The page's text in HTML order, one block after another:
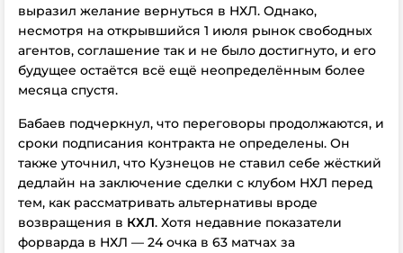
выразил желание вернуться в НХЛ. Однако,
несмотря на открывшийся 1 июля рынок свободных
агентов, соглашение так и не было достигнуто, и его
будущее остаётся всё ещё неопределённым более
месяца спустя.
Бабаев подчеркнул, что переговоры продолжаются, и
сроки подписания контракта не определены. Он
также уточнил, что Кузнецов не ставил себе жёсткий
дедлайн на заключение сделки с клубом НХЛ перед
тем, как рассматривать альтернативы вроде
возвращения в КХЛ. Хотя недавние показатели
форварда в НХЛ — 24 очка в 63 матчах за